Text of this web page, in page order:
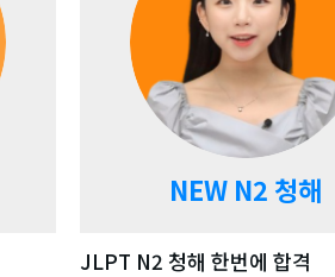
NEW N2 청해
JLPT N2 청해 한번에 합격